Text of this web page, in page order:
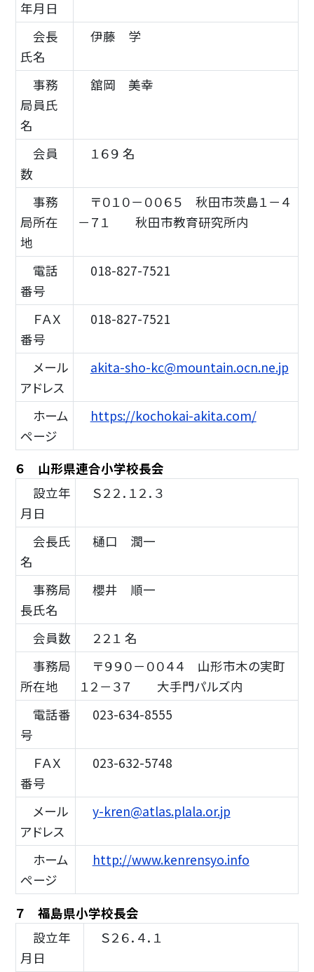
年月日
会長
氏名
伊藤 学
事務
局員氏
名
舘岡 美幸
会員
数
１６９ 名
事務
局所在
地
〒０１０－００６５ 秋田市茨島１－４
－７１ 秋田市教育研究所内
電話
番号
018-827-7521
ＦＡＸ
番号
018-827-7521
メール
アドレス
akita-sho-kc@mountain.ocn.ne.jp
ホーム
ページ
https://kochokai-akita.com/
６ 山形県連合小学校長会
設立年
月日
Ｓ２２．１２．３
会長氏
名
樋口 潤一
事務局
長氏名
櫻井 順一
会員数
２２１ 名
事務局
所在地
〒９９０－００４４ 山形市木の実町
１２－３７ 大手門パルズ内
電話番
号
023-634-8555
ＦＡＸ
番号
023-632-5748
メール
アドレス
y-kren@atlas.plala.or.jp
ホーム
ページ
http://www.kenrensyo.info
７ 福島県小学校長会
設立年
月日
Ｓ２６．４．１